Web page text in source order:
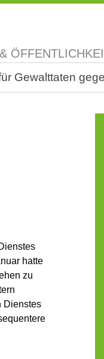
Gewalttaten
hatte
zu
Dienstes